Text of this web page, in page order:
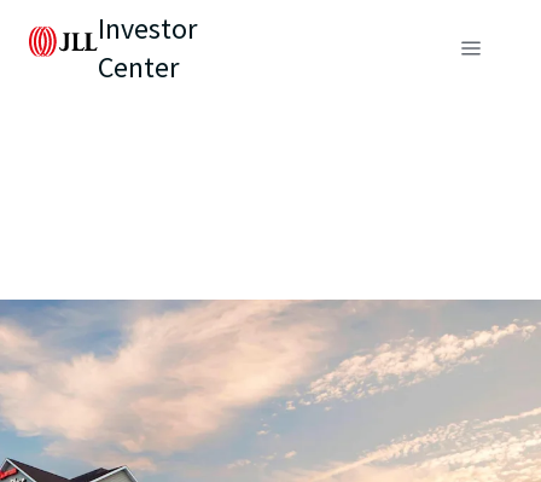
Investor
Center